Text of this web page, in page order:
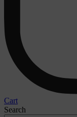
Cart
Search